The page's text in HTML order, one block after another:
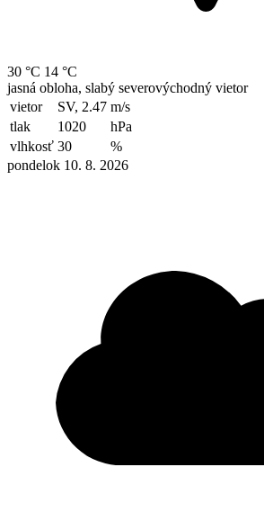
30 °C 14 °C
jasná obloha, slabý severovýchodný vietor
vietor
SV, 2.47 m/s
tlak
1020
hPa
vlhkosť 30
%
pondelok 10. 8. 2026